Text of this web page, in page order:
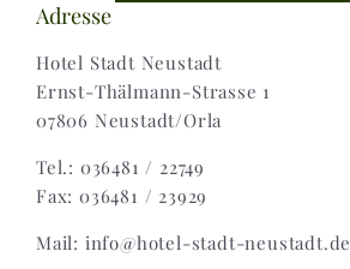
Zahlungsweisen |
Widerruf |
Adresse
Hotel Stadt Neustadt
Ernst-Thälmann-Strasse 1
07806 Neustadt/Orla
Tel.: 036481 / 22749
Fax: 036481 / 23929
Mail: info@hotel-stadt-neustadt.de